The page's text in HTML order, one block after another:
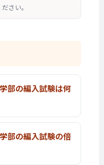
さい。
部の編入試験は何
部の編入試験の倍